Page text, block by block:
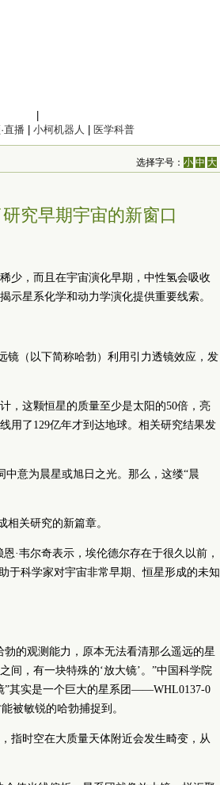
直播 小柯机器人 医学科普
选择字号：小 中 大
究早期宇宙的新窗口
少，而且在宇宙演化早期，中性氢会吸收
示星系化学和动力学演化提供重要线索。
镜（以下简称哈勃）利用引力透镜效应，发
，这颗恒星的质量至少是太阳的50倍，亮
用了129亿年才到达地球。相关研究结果发
中意为晨星或旭日之光。那么，这缕“晨
关研究的新篇章。
·韦尔奇表示，埃伦德尔存在于很久以前，
于科学家对宇宙非常早期、恒星形成的未知
的观测能力，原本无法看清那么遥远的星
间，有一块特殊的‘放大镜’。”中国 科学院
”其实是一个巨大的星系团——WHL0137-0
被敏锐的哈勃捕捉到。
指时空在大质量天体附近会发生畸变，从